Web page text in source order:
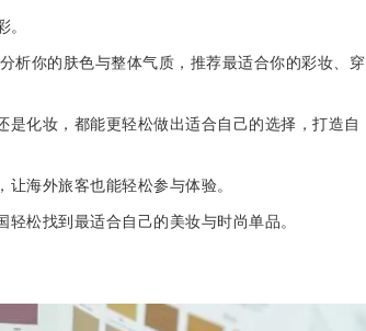
析你的肤色与整体气质，推荐最适合你的彩妆、穿
化妆，都能更轻松做出适合自己的选择，打造自
海外旅客也能轻松参与体验。
松找到最适合自己的美妆与时尚单品。